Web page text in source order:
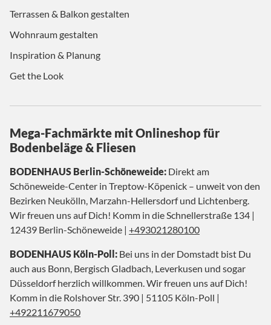
Terrassen & Balkon gestalten
Wohnraum gestalten
Inspiration & Planung
Get the Look
Mega-Fachmärkte mit Onlineshop für
Bodenbeläge & Fliesen
BODENHAUS Berlin-Schöneweide: Direkt am
Schöneweide-Center in Treptow-Köpenick – unweit von den
Bezirken Neukölln, Marzahn-Hellersdorf und Lichtenberg.
Wir freuen uns auf Dich! Komm in die Schnellerstraße 134 |
12439 Berlin-Schöneweide | +493021280100
BODENHAUS Köln-Poll: Bei uns in der Domstadt bist Du
auch aus Bonn, Bergisch Gladbach, Leverkusen und sogar
Düsseldorf herzlich willkommen. Wir freuen uns auf Dich!
Komm in die Rolshover Str. 390 | 51105 Köln-Poll |
+492211679050